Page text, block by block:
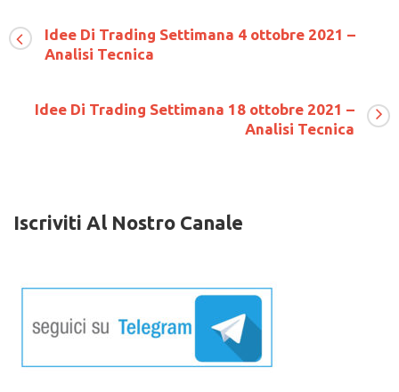
valutari
in
modo
abbastanza
Idee Di Trading Settimana 4 ottobre 2021 –
Analisi Tecnica
Idee Di Trading Settimana 18 ottobre 2021 –
Analisi Tecnica
Iscriviti Al Nostro Canale